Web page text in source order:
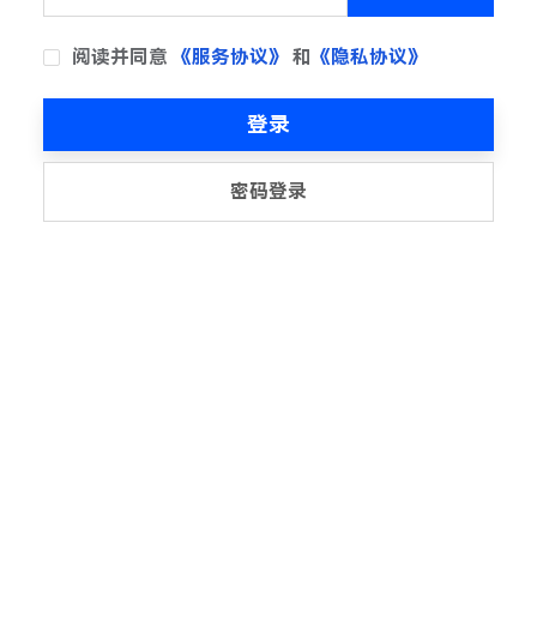
阅读并同意 《服务协议》 和 《隐私协议》
登录
密码登录